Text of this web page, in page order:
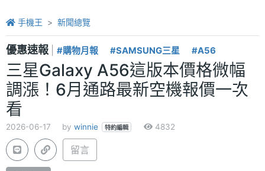
手機王 新聞總覽
優惠速報 #購物月報 #SAMSUNG三星 #A56
三星Galaxy A56這版本價格微幅
調漲！6月通路最新空機報價一次
看
2026-06-17 by winnie 特約編輯 4832
留言